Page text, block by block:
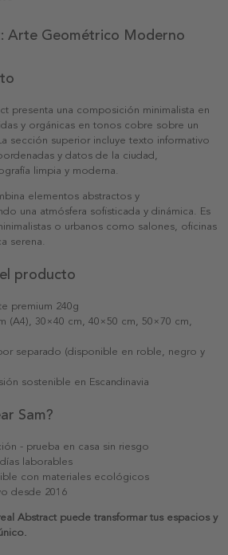
Arte Geométrico Moderno
presenta una composición minimalista en
y orgánicas en tonos cobre sobre un
sección superior incluye texto informativo
y datos de la ciudad,
limpia y moderna.
elementos abstractos y
una atmósfera sofisticada y dinámica. Es
o urbanos como salones, oficinas
serena.
producto
premium 240g
(A4), 30×40 cm, 40×50 cm, 50×70 cm,
separado (disponible en roble, negro y
sostenible en Escandinavia
Sam?
- prueba en casa sin riesgo
laborables
con materiales ecológicos
desde 2016
Abstract puede transformar tus espacios y